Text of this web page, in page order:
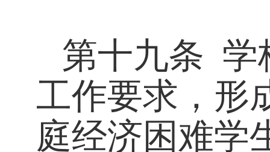
第十九条 学
工作要求，形
庭经济困难学